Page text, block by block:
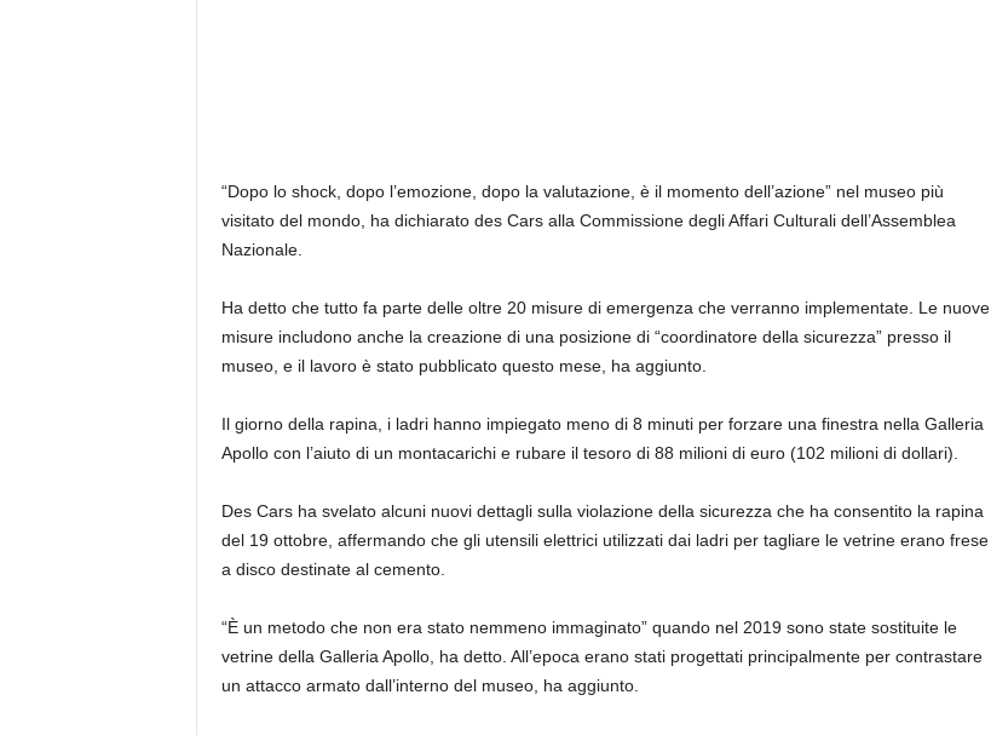
“Dopo lo shock, dopo l’emozione, dopo la valutazione, è il momento dell’azione” nel museo più
visitato del mondo, ha dichiarato des Cars alla Commissione degli Affari Culturali dell’Assemblea
Nazionale.
Ha detto che tutto fa parte delle oltre 20 misure di emergenza che verranno implementate. Le nuove
misure includono anche la creazione di una posizione di “coordinatore della sicurezza” presso il
museo, e il lavoro è stato pubblicato questo mese, ha aggiunto.
Il giorno della rapina, i ladri hanno impiegato meno di 8 minuti per forzare una finestra nella Galleria
Apollo con l’aiuto di un montacarichi e rubare il tesoro di 88 milioni di euro (102 milioni di dollari).
Des Cars ha svelato alcuni nuovi dettagli sulla violazione della sicurezza che ha consentito la rapina
del 19 ottobre, affermando che gli utensili elettrici utilizzati dai ladri per tagliare le vetrine erano frese
a disco destinate al cemento.
“È un metodo che non era stato nemmeno immaginato” quando nel 2019 sono state sostituite le
vetrine della Galleria Apollo, ha detto. All’epoca erano stati progettati principalmente per contrastare
un attacco armato dall’interno del museo, ha aggiunto.